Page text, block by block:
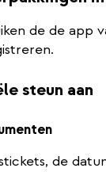
de de app
steun aan
de